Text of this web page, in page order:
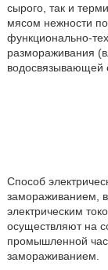
сырого, так и
мясом нежности
функционально-
размораживания
водосвязывающей
Способ
замораживанием,
электрическим
осуществляют на
промышленной
замораживанием.